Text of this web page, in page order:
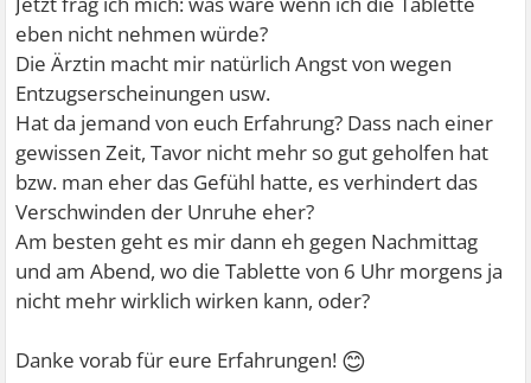
eben nicht nehmen würde?
Die Ärztin macht mir natürlich Angst von wegen
Entzugserscheinungen usw.
Hat da jemand von euch Erfahrung? Dass nach einer
gewissen Zeit, Tavor nicht mehr so gut geholfen hat
bzw. man eher das Gefühl hatte, es verhindert das
Verschwinden der Unruhe eher?
Am besten geht es mir dann eh gegen Nachmittag
und am Abend, wo die Tablette von 6 Uhr morgens ja
nicht mehr wirklich wirken kann, oder?
Danke vorab für eure Erfahrungen! 😊